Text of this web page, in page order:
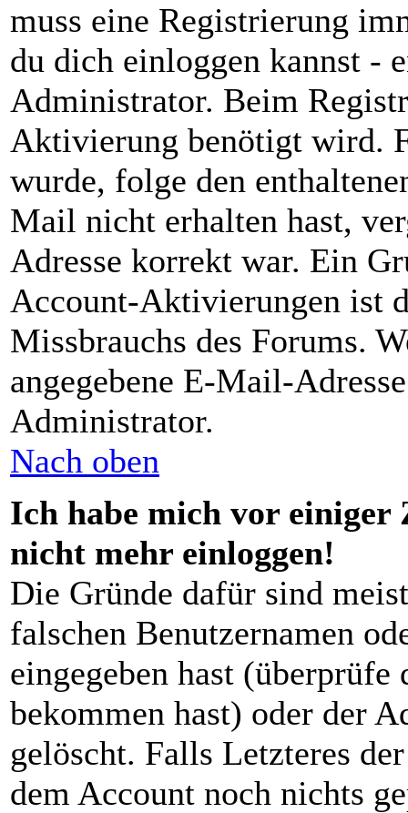
muss eine Registrierung
du dich einloggen kannst -
Administrator. Beim
Aktivierung benötigt wird.
wurde, folge den
Mail nicht erhalten hast,
Adresse korrekt war. Ein
Account-Aktivierungen ist
Missbrauchs des Forums.
angegebene E-Mail-
Administrator.
Nach oben
Ich habe mich vor
nicht mehr einloggen!
Die Gründe dafür sind
falschen Benutzernamen
eingegeben hast
bekommen hast) oder der
gelöscht. Falls Letzteres
dem Account noch nichts